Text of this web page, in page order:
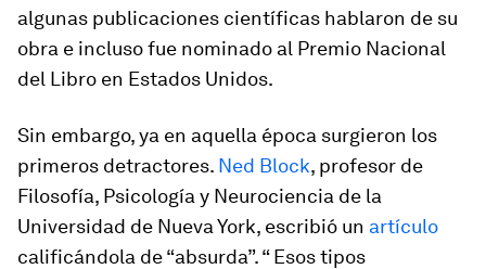
algunas publicaciones científicas hablaron de su
obra e incluso fue nominado al Premio Nacional
del Libro en Estados Unidos.
Sin embargo, ya en aquella época surgieron los
primeros detractores. Ned Block, profesor de
Filosofía, Psicología y Neurociencia de la
Universidad de Nueva York, escribió un artículo
calificándola de “absurda”. “ Esos tipos